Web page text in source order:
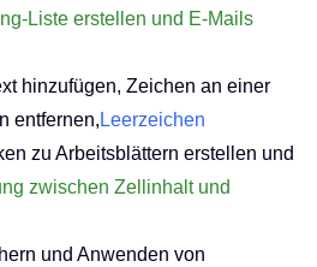
Liste erstellen und E-Mails
hinzufügen, Zeichen an einer
entfernen, Leerzeichen
zu Arbeitsblättern erstellen und
zwischen Zellinhalt und
und Anwenden von